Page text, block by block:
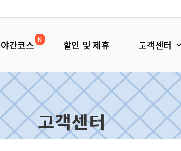
야간코스 N 할인 및 제휴 고객센터
고객센터